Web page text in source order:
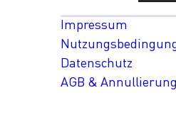
Impressum
Datenschutz
AGB &